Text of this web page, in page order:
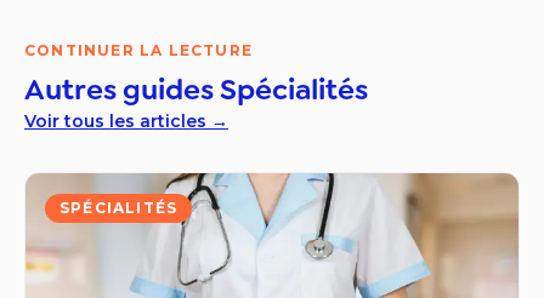
CONTINUER LA LECTURE
Autres guidesSpécialités
Voir tous les articles →
SPÉCIALITÉS